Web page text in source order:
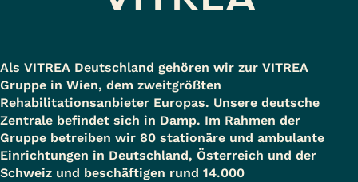
Als VITREA Deutschland gehören wir zur VITREA
Gruppe in Wien, dem zweitgrößten
Rehabilitationsanbieter Europas. Unsere deutsche
Zentrale befindet sich in Damp. Im Rahmen der
Gruppe betreiben wir 80 stationäre und ambulante
Einrichtungen in Deutschland, Österreich und der
Schweiz und beschäftigen rund 14.000